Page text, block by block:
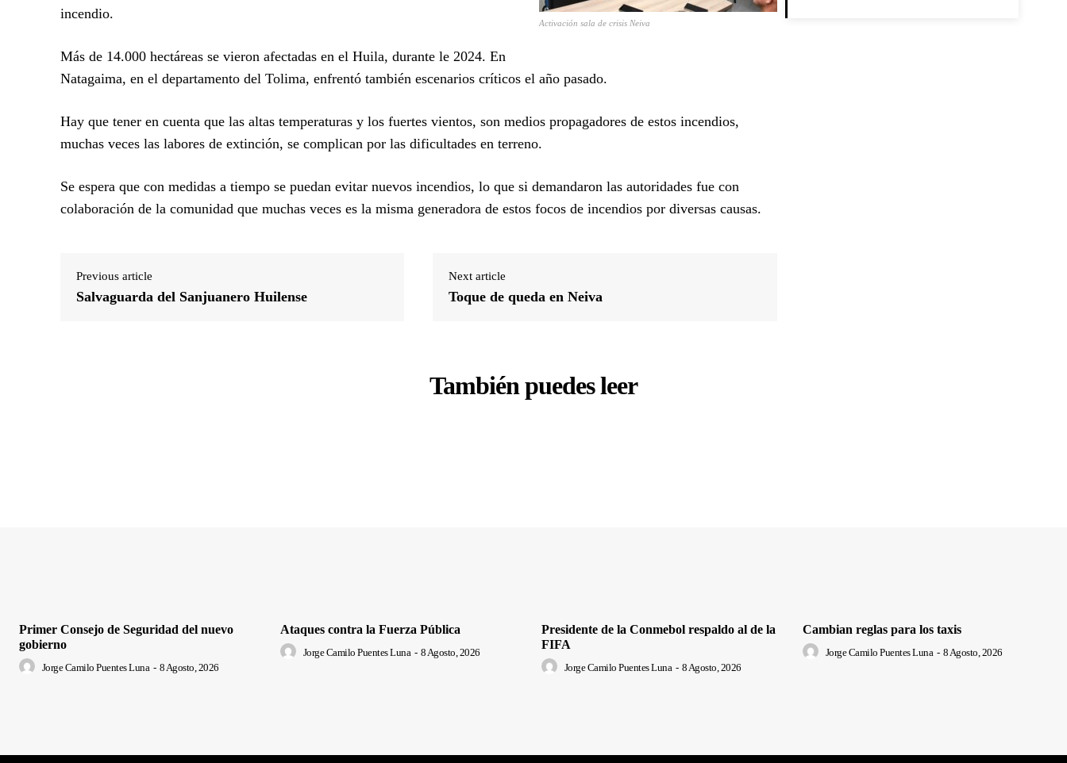
Activación sala de crisis Neiva
incendio.
Más de 14.000 hectáreas se vieron afectadas en el Huila, durante le 2024. En
Natagaima, en el departamento del Tolima, enfrentó también escenarios críticos el año pasado.
Hay que tener en cuenta que las altas temperaturas y los fuertes vientos, son medios propagadores de estos incendios,
muchas veces las labores de extinción, se complican por las dificultades en terreno.
Se espera que con medidas a tiempo se puedan evitar nuevos incendios, lo que si demandaron las autoridades fue con
colaboración de la comunidad que muchas veces es la misma generadora de estos focos de incendios por diversas causas.
Previous article
Salvaguarda del Sanjuanero Huilense
Next article
Toque de queda en Neiva
También puedes leer
Primer Consejo de Seguridad del nuevo
gobierno
Jorge Camilo Puentes Luna - 8 Agosto, 2026
Ataques contra la Fuerza Pública
Jorge Camilo Puentes Luna - 8 Agosto, 2026
Presidente de la Conmebol respaldo al de la
FIFA
Jorge Camilo Puentes Luna - 8 Agosto, 2026
Cambian reglas para los taxis
Jorge Camilo Puentes Luna - 8 Agosto, 2026